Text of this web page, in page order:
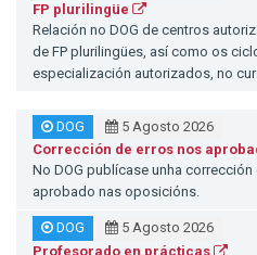
FP plurilingüe
Relación no DOG de centros
de FP plurilingües, así como os
especialización autorizados, no
DOG
5 Agosto 2026
Corrección de erros nos
No DOG publícase unha
aprobado nas oposicións.
DOG
5 Agosto 2026
Profesorado en prácticas